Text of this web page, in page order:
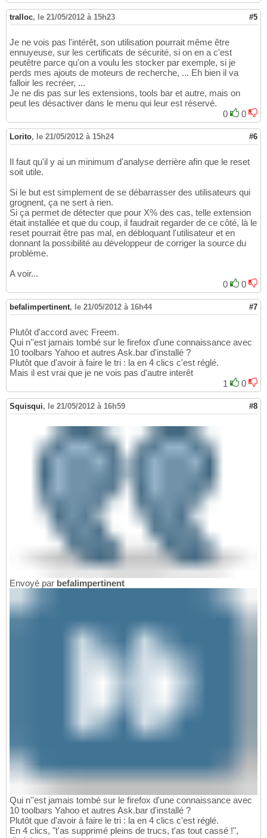
tralloc, le 21/05/2012 à 15h23 #5
Je ne vois pas l'intérêt, son utilisation pourrait même être
ennuyeuse, sur les certificats de sécurité, si on en a c'est
peutêtre parce qu'on a voulu les stocker par exemple, si je
perds mes ajouts de moteurs de recherche, ... Eh bien il va
falloir les recréer, ...
Je ne dis pas sur les extensions, tools bar et autre, mais on
peut les désactiver dans le menu qui leur est réservé.
0
0
Lorito, le 21/05/2012 à 15h24 #6
Il faut qu'il y ai un minimum d'analyse derrière afin que le reset
soit utile.
Si le but est simplement de se débarrasser des utilisateurs qui
grognent, ça ne sert à rien.
Si ça permet de détecter que pour X% des cas, telle extension
était installée et que du coup, il faudrait regarder de ce côté, là le
reset pourrait être pas mal, en débloquant l'utilisateur et en
donnant la possibilité au développeur de corriger la source du
problème.
A voir...
0
0
befalimpertinent, le 21/05/2012 à 16h44 #7
Plutôt d'accord avec Freem.
Qui n''est jamais tombé sur le firefox d'une connaissance avec
10 toolbars Yahoo et autres Ask.bar d'installé ?
Plutôt que d'avoir à faire le tri : la en 4 clics c'est réglé.
Mais il est vrai que je ne vois pas d'autre interêt
1
0
Squisqui, le 21/05/2012 à 16h59 #8
Envoyé par befalimpertinent
Qui n''est jamais tombé sur le firefox d'une connaissance avec
10 toolbars Yahoo et autres Ask.bar d'installé ?
Plutôt que d'avoir à faire le tri : la en 4 clics c'est réglé.
En 4 clics, "t'as supprimé pleins de trucs, t'as tout cassé !",